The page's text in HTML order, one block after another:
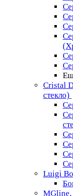
Cristal
стекло)
Luigi
MGline,